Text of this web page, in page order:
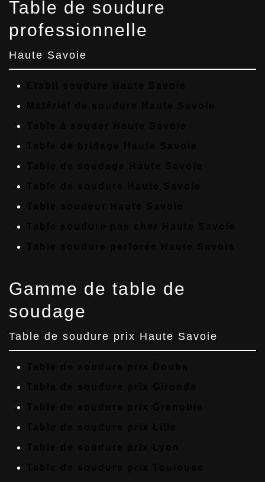
Table de soudure
professionnelle
Haute Savoie
Gamme de table de
soudage
Table de soudure prix Haute Savoie